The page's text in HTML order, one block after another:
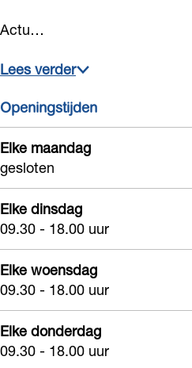
i
t
V
e
r
k
d
e
Actu…
Lees verder
Openingstijden
Elke maandag
gesloten
Elke dinsdag
09.30 - 18.00 uur
Elke woensdag
09.30 - 18.00 uur
Elke donderdag
09.30 - 18.00 uur